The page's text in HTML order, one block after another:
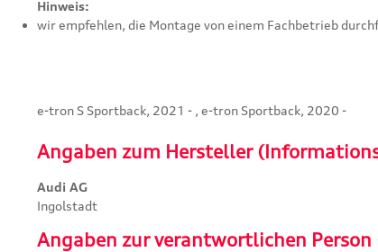
Hinweis:
wir empfehlen, die Montage von einem Fachbetrieb
e-tron S Sportback, 2021 - , e-tron Sportback, 2020 -
Angaben zum Hersteller
Audi AG
Ingolstadt
Angaben zur verantwortlichen